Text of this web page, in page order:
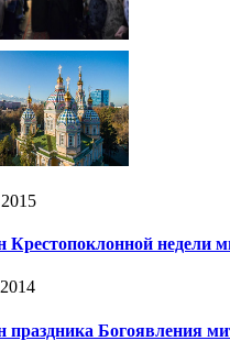
Крестопоклонной недели
праздника Богоявления